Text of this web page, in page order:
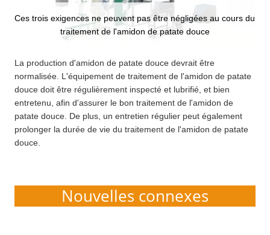
Ces trois exigences ne peuvent pas être négligées au cours du
traitement de l'amidon de patate douce
La production d'amidon de patate douce devrait être
normalisée. L'équipement de traitement de l'amidon de patate
douce doit être régulièrement inspecté et lubrifié, et bien
entretenu, afin d'assurer le bon traitement de l'amidon de
patate douce. De plus, un entretien régulier peut également
prolonger la durée de vie du traitement de l'amidon de patate
douce.
Nouvelles connexes